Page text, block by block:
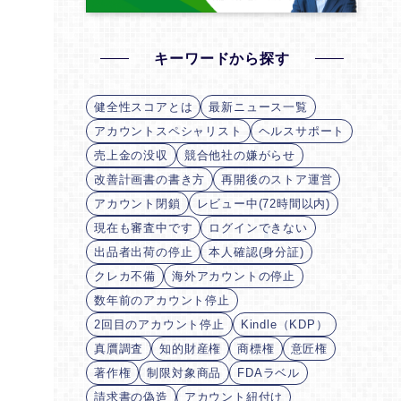
キーワードから探す
健全性スコアとは
最新ニュース一覧
アカウントスペシャリスト
ヘルスサポート
売上金の没収
競合他社の嫌がらせ
改善計画書の書き方
再開後のストア運営
アカウント閉鎖
レビュー中(72時間以内)
現在も審査中です
ログインできない
出品者出荷の停止
本人確認(身分証)
クレカ不備
海外アカウントの停止
数年前のアカウント停止
2回目のアカウント停止
Kindle（KDP）
真贋調査
知的財産権 商標権
意匠権
著作権
制限対象商品
FDAラベル
請求書の偽造
アカウント紐付け